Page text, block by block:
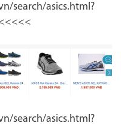
search/asics.html?
search/asics.html?